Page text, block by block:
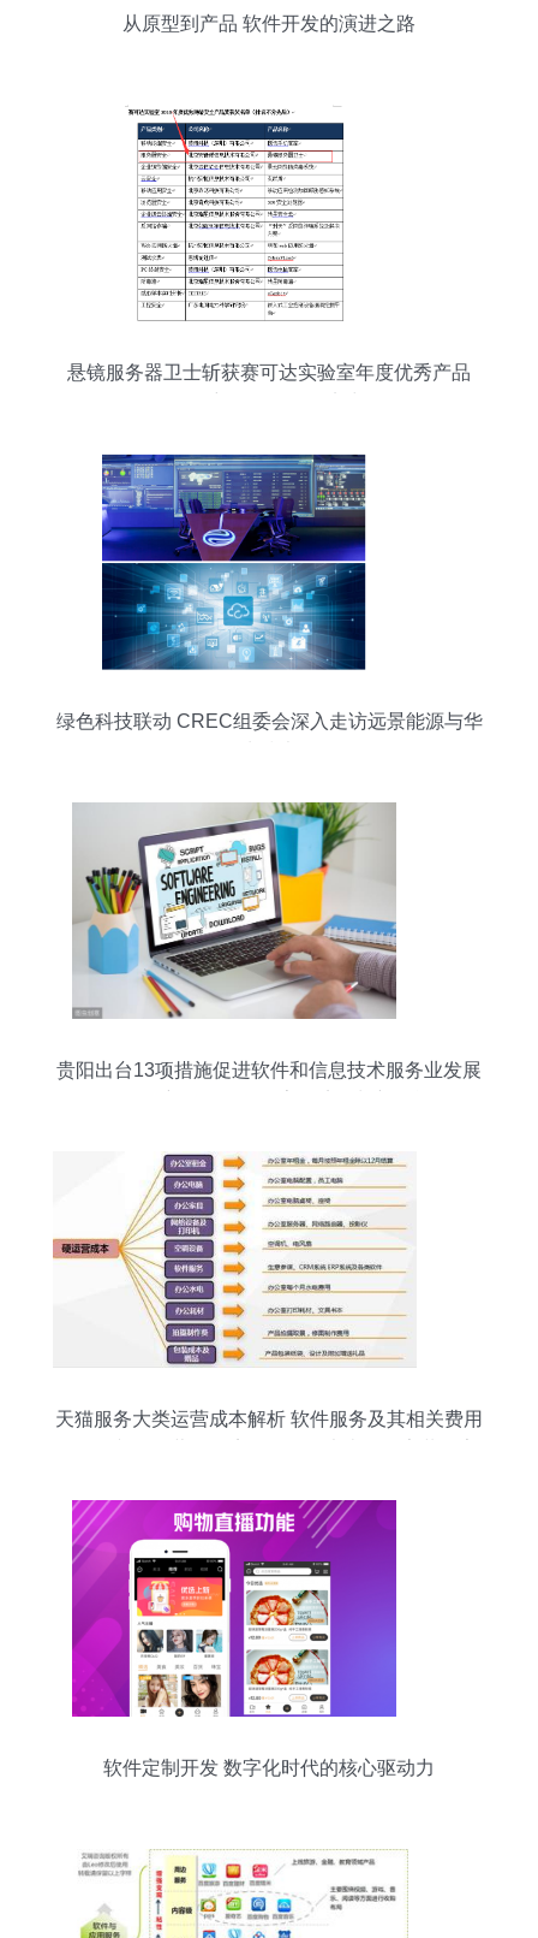
从原型到产品 软件开发的演进之路
悬镜服务器卫士斩获赛可达实验室年度优秀产品
绿色科技联动 CREC组委会深入走访远景能源与华
贵阳出台13项措施促进软件和信息技术服务业发展
天猫服务大类运营成本解析 软件服务及其相关费用
杂又关键，而软件服务作为这些店铺的基础设施，
直接影响到管理效率与费用水平。通常，软件服务
方面的支出主要包括以下几类 \n\n首先，自营系统
的续费 为了在京东平台上保持良好的交易操作与安
全保障，商家需持续部署平台管理优化系统。以一
年备案系统平台的标杆套价150元调整使用案例为
例 “其实上初始模板类的统一功能及防火墙专利需
求对接项常驻维护成本跨度占最大”(实际购买成本
软件定制开发 数字化时代的核心驱动力